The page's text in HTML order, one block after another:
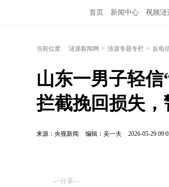
首页 新闻中心 视频涟
当前位置: 涟源新闻网 > 涟源专题专栏 > 反电
山东一男子轻
拦截挽回损失
来源：央视新闻 编辑：吴一夫 2026-05-29
—分享—